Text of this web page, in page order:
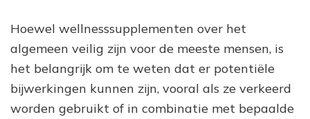
Hoewel wellnesssupplementen over het
algemeen veilig zijn voor de meeste mensen, is
het belangrijk om te weten dat er potentiële
bijwerkingen kunnen zijn, vooral als ze verkeerd
worden gebruikt of in combinatie met bepaalde